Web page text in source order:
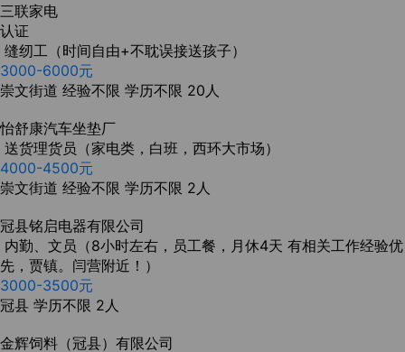
三联家电
认证
缝纫工（时间自由+不耽误接送孩子）
3000-6000元
崇文街道 经验不限 学历不限 20人
怡舒康汽车坐垫厂
送货理货员（家电类，白班，西环大市场）
4000-4500元
崇文街道 经验不限 学历不限 2人
冠县铭启电器有限公司
内勤、文员（8小时左右，员工餐，月休4天 有相关工作经验优
先，贾镇。闫营附近！）
3000-3500元
冠县 学历不限 2人
金辉饲料（冠县）有限公司